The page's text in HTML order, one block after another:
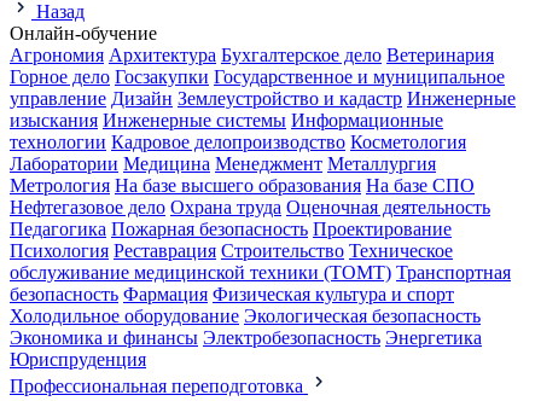
Назад
Онлайн-обучение
Агрономия Архитектура Бухгалтерское дело Ветеринария
Горное дело Госзакупки Государственное и муниципальное
управление Дизайн Землеустройство и кадастр Инженерные
изыскания Инженерные системы Информационные
технологии Кадровое делопроизводство Косметология
Лаборатории Медицина Менеджмент Металлургия
Метрология На базе высшего образования На базе СПО
Нефтегазовое дело Охрана труда Оценочная деятельность
Педагогика Пожарная безопасность Проектирование
Психология Реставрация Строительство Техническое
обслуживание медицинской техники (ТОМТ) Транспортная
безопасность Фармация Физическая культура и спорт
Холодильное оборудование Экологическая безопасность
Экономика и финансы Электробезопасность Энергетика
Юриспруденция
Профессиональная переподготовка